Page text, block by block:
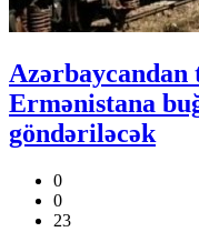
Ermənistana
göndəriləcək
0
0
23